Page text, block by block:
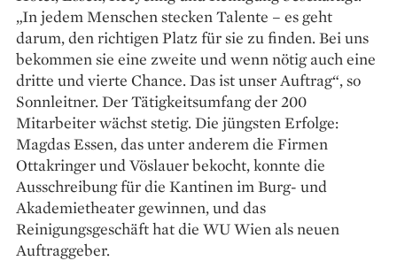
„In jedem Menschen ­stecken Talente – es geht
darum, den richtigen Platz für sie zu finden. Bei uns
bekommen sie eine zweite und wenn nötig auch eine
dritte und vierte Chance. Das ist ­unser Auftrag“, so
Sonnleitner. Der Tätigkeitsumfang der 200
Mitarbeiter wächst stetig. Die jüngsten ­Erfolge:
Magdas Essen, das unter anderem die Firmen
Ottakringer und Vöslauer bekocht, konnte die
Ausschreibung für die Kantinen im Burg- und
Akademietheater gewinnen, und das
Reinigungsgeschäft hat die WU Wien als neuen
Auftraggeber.